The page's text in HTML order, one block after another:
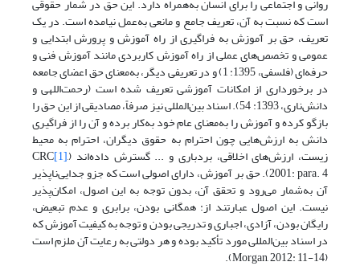
روانی و اجتماعی را برای انسان به‌همراه دارد. این حق در شمار حقوقی
است که نسبت به آن، تعریف جامع و مانعی به‌عمل نیامده است. در یک
تعریف، حق بر آموزش به فراگیری از راه آموزش و پرورش ابتدایی و
عمومی و تخصص‌های عملی از راه آموزش کاربردی مانند آموزش فنی و
حرفه‌ای (فلسفی، 1395: 1) و در تعریفی دیگر، به‌معنای حق اعضای جامعه
در برخورداری از امکانات آموزشی تعریف شده است (رحمت‌اللهی و
دانش‌ناری، 1393: 54). اسناد بین‌المللی نیز صرفاً، مصادیقی از این حق را
بازگو کرده و آموزش را به‌معنای عام خود به‌کار برده و آن را از فراگیری
دانش به ارزش‌هایی چون احترام به حقوق دیگران، احترام به محیط‌
زیست، ارزش‌های اخلاقی، بردباری و ... گسترش داده‌اند (CRC[1],
2001: para. 4). حق بر آموزش، دارای اصولی است که جزو جدایی‌ناپذیر
آن به‌شمار می‌رود و تحقق آن، بدون توجه به این اصول، امکان‌پذیر
نیست. این اصول عبارتند از: همگانی بودن، برابری و عدم تبعیض،
رایگان بودن، آزادی، اجباری و تدریجی بودن و توجه به کیفیت آموزش که
در اسناد بین‌المللی مورد تأکید بوده و هر دولتی به رعایت آن ملزم است
(Morgan, 2012: 11-14).